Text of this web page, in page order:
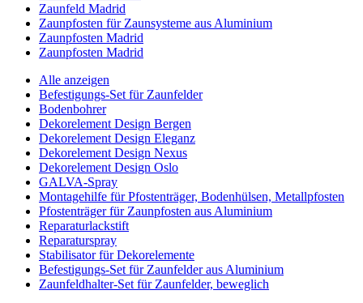
Zaunfeld Madrid
Zaunpfosten für Zaunsysteme aus Aluminium
Zaunpfosten Madrid
Zaunpfosten Madrid
Alle anzeigen
Befestigungs-Set für Zaunfelder
Bodenbohrer
Dekorelement Design Bergen
Dekorelement Design Eleganz
Dekorelement Design Nexus
Dekorelement Design Oslo
GALVA-Spray
Montagehilfe für Pfostenträger, Bodenhülsen, Metallpfosten
Pfostenträger für Zaunpfosten aus Aluminium
Reparaturlackstift
Reparaturspray
Stabilisator für Dekorelemente
Befestigungs-Set für Zaunfelder aus Aluminium
Zaunfeldhalter-Set für Zaunfelder, beweglich